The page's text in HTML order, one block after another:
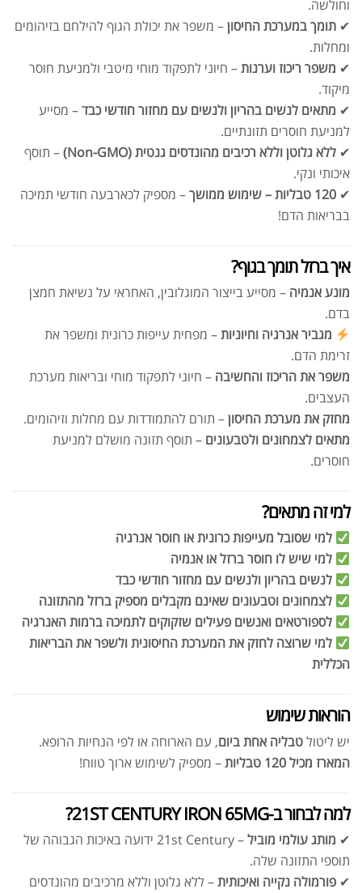
וחולשה.
✔ תומך במערכת החיסון– משפר את יכולת הגוף להילחם בזיהומים
ומחלות.
✔ משפר ריכוז וערנות– חיוני לתפקוד מוחי מיטבי ולמניעת חוסר
מיקוד.
✔ מתאים לנשים בהריון ולנשים עם מחזור חודשי כבד– מסייע
למניעת חוסרים תזונתיים.
✔ ללא גלוטן וללא רכיבים מהונדסים גנטית (Non-GMO)
– תוסף
איכותי ונקי.
✔ 120 טבליות – שימוש ממושך
– מספיק לכארבעה חודשי תמיכה
בבריאות הדם!
איך ברזל תומך בגוף?
מונע אנמיה – מסייע בייצור המוגלובין, האחראי על נשיאת חמצן
בדם.
מגביר אנרגיה וחיוניות– מפחית עייפות כרונית ומשפר את
זרימת הדם.
משפר את הריכוז והחשיבה – חיוני לתפקוד מוחי ובריאות מערכת
העצבים.
מחזק את מערכת החיסון– תורם להתמודדות עם מחלות וזיהומים.
מתאים לצמחונים ולטבעונים – תוסף תזונה מושלם למניעת
חוסרים.
למי זה מתאים?
למי שסובל מעייפות כרונית או חוסר אנרגיה
למי שיש לו חוסר ברזל או אנמיה
לנשים בהריון ולנשים עם מחזור חודשי כבד
לצמחונים וטבעונים שאינם מקבלים מספיק ברזל מהתזונה
לספורטאים ואנשים פעילים שזקוקים לתמיכה ברמות האנרגיה
למי שרוצה לחזק את המערכת החיסונית ולשפר את הבריאות
הכללית
הוראות שימוש
יש ליטולטבליה אחת ביום, עם הארוחה או לפי הנחיות הרופא.
המארז מכיל 120 טבליות
– מספיק לשימוש ארוך טווח!
למה לבחור ב-21ST CENTURY IRON 65MG?
✔ מותג עולמי מוביל
– 21st Century ידועה באיכות הגבוהה של
תוספי התזונה שלה.
✔ פורמולה נקייה ואיכותית– ללא גלוטן וללא מרכיבים מהונדסים
₪320.00
₪239.00